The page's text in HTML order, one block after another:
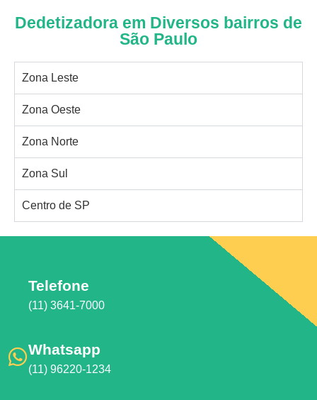
Dedetizadora em Diversos bairros de
São Paulo
Zona Leste
Zona Oeste
Zona Norte
Zona Sul
Centro de SP
Telefone
(11) 3641-7000
Whatsapp
(11) 96220-1234